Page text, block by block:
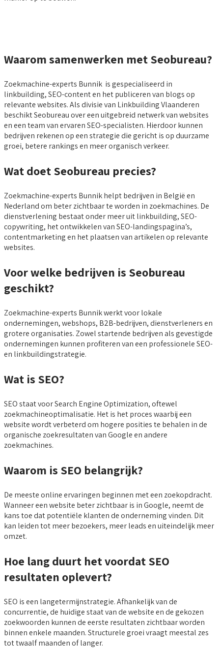
Waarom samenwerken met Seobureau?
Zoekmachine-experts Bunnik is gespecialiseerd in
linkbuilding, SEO-content en het publiceren van blogs op
relevante websites. Als divisie van Linkbuilding Vlaanderen
beschikt Seobureau over een uitgebreid netwerk van websites
en een team van ervaren SEO-specialisten. Hierdoor kunnen
bedrijven rekenen op een strategie die gericht is op duurzame
groei, betere rankings en meer organisch verkeer.
Wat doet Seobureau precies?
Zoekmachine-experts Bunnik helpt bedrijven in België en
Nederland om beter zichtbaar te worden in zoekmachines. De
dienstverlening bestaat onder meer uit linkbuilding, SEO-
copywriting, het ontwikkelen van SEO-landingspagina’s,
contentmarketing en het plaatsen van artikelen op relevante
websites.
Voor welke bedrijven is Seobureau
geschikt?
Zoekmachine-experts Bunnik werkt voor lokale
ondernemingen, webshops, B2B-bedrijven, dienstverleners en
grotere organisaties. Zowel startende bedrijven als gevestigde
ondernemingen kunnen profiteren van een professionele SEO-
en linkbuildingstrategie.
Wat is SEO?
SEO staat voor Search Engine Optimization, oftewel
zoekmachineoptimalisatie. Het is het proces waarbij een
website wordt verbeterd om hogere posities te behalen in de
organische zoekresultaten van Google en andere
zoekmachines.
Waarom is SEO belangrijk?
De meeste online ervaringen beginnen met een zoekopdracht.
Wanneer een website beter zichtbaar is in Google, neemt de
kans toe dat potentiële klanten de onderneming vinden. Dit
kan leiden tot meer bezoekers, meer leads en uiteindelijk meer
omzet.
Hoe lang duurt het voordat SEO
resultaten oplevert?
SEO is een langetermijnstrategie. Afhankelijk van de
concurrentie, de huidige staat van de website en de gekozen
zoekwoorden kunnen de eerste resultaten zichtbaar worden
binnen enkele maanden. Structurele groei vraagt meestal zes
tot twaalf maanden of langer.